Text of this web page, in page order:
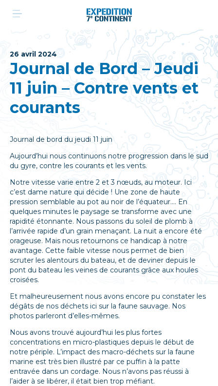
26 avril 2024
Journal de Bord – Jeudi
11 juin – Contre vents et
courants
Journal de bord du jeudi 11 juin
Aujourd’hui nous continuons notre progression dans le sud
du gyre, contre les courants et les vents.
Notre vitesse varie entre 2 et 3 nœuds, au moteur. Ici
c’est dame nature qui décide ! Une zone de haute
pression semblable au pot au noir de l’équateur…. En
quelques minutes le paysage se transforme avec une
rapidité étonnante. Nous passons du soleil de plomb à
l’arrivée rapide d’un grain menaçant. La nuit a encore été
orageuse. Mais nous retournons ce handicap à notre
avantage. Cette faible vitesse nous permet de bien
scruter les alentours du bateau, et de deviner depuis le
pont du bateau les veines de courants grâce aux houles
croisées.
Et malheureusement nous avons encore pu constater les
dégâts de nos déchets ici sur la faune sauvage. Nos
photos parleront d’elles-mêmes.
Nous avons trouvé aujourd’hui les plus fortes
concentrations en micro-plastiques depuis le début de
notre périple. L’impact des macro-déchets sur la faune
marine est très bien illustré par ce puffin à la patte
entravée dans un cordage. Nous n’avons pas réussi à
l’aider à se libérer, il était bien trop méfiant.